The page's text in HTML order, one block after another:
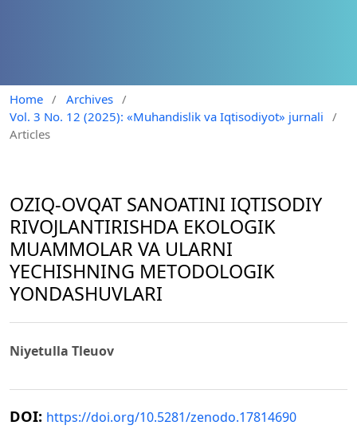
Home / Archives /
Vol. 3 No. 12 (2025): «Muhandislik va Iqtisodiyot» jurnali
/
Articles
ОZIQ-ОVQAT SANОATINI IQTISОDIY
RIVОJLANTIRISHDA EKOLOGIK
MUAMMОLAR VA ULARNI
YEСHISHNING METODOLOGIK
YONDASHUVLARI
Niyetulla Tleuov
DOI: https://doi.org/10.5281/zenodo.17814690